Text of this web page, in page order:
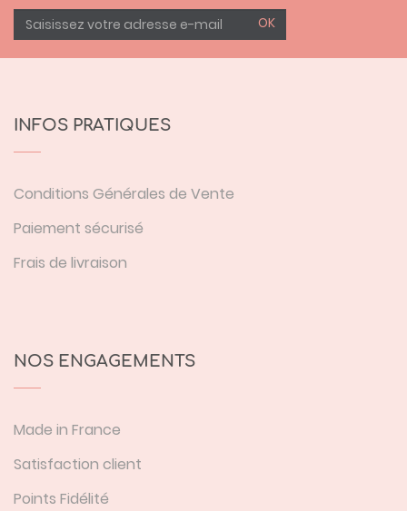
OK
INFOS PRATIQUES
Conditions Générales de Vente
Paiement sécurisé
Frais de livraison
NOS ENGAGEMENTS
Made in France
Satisfaction client
Points Fidélité